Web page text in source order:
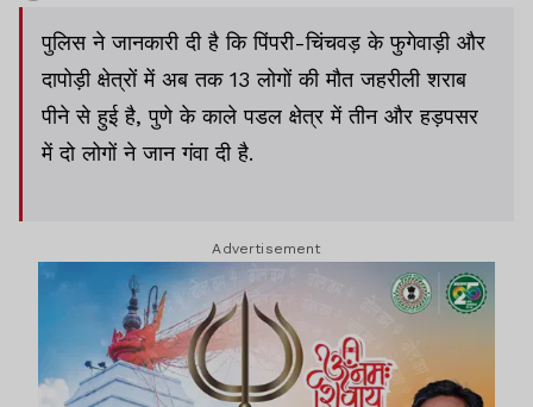
पुलिस ने जानकारी दी है कि पिंपरी-चिंचवड़ के फुगेवाड़ी और
दापोड़ी क्षेत्रों में अब तक 13 लोगों की मौत जहरीली शराब
पीने से हुई है, पुणे के काले पडल क्षेत्र में तीन और हड़पसर
में दो लोगों ने जान गंवा दी है.
Advertisement